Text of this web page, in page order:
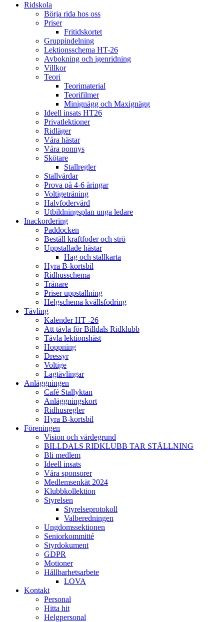
Ridskola
Börja rida hos oss
Priser
Fritidskortet
Gruppindelning
Lektionsschema HT-26
Avbokning och igenridning
Villkor
Teori
Teorimaterial
Teorifilmer
Minignägg och Maxignägg
Ideell insats HT26
Privatlektioner
Ridläger
Våra hästar
Våra ponnys
Skötare
Stallregler
Stallvärdar
Prova på 4-6 åringar
Voltigeträning
Halvfodervärd
Utbildningsplan unga ledare
Inackordering
Paddocken
Beställ kraftfoder och strö
Uppstallade hästar
Hag och stallkarta
Hyra B-kortsbil
Ridhusschema
Tränare
Priser uppstallning
Helgschema kvällsfodring
Tävling
Kalender HT -26
Att tävla för Billdals Ridklubb
Tävla lektionshäst
Hoppning
Dressyr
Voltige
Lagtävlingar
Anläggningen
Café Stallyktan
Anläggningskort
Ridhusregler
Hyra B-kortsbil
Föreningen
Vision och värdegrund
BILLDALS RIDKLUBB TAR STÄLLNING
Bli medlem
Ideell insats
Våra sponsorer
Medlemsenkät 2024
Klubbkollektion
Styrelsen
Styrelseprotokoll
Valberedningen
Ungdomssektionen
Seniorkommitté
Styrdokument
GDPR
Motioner
Hållbarhetsarbete
LOVA
Kontakt
Personal
Hitta hit
Helgpersonal